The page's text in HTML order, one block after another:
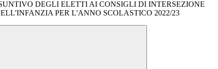
DEGLI ELETTI AI CONSIGLI DI INTERSEZIONE
PER L'ANNO SCOLASTICO 2022/23